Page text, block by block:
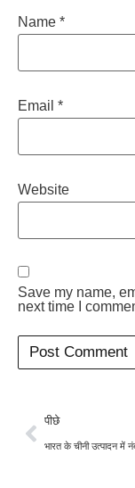
Name *
Email *
Website
Save my name,
next time I
पीछे